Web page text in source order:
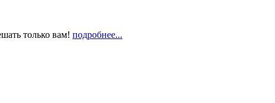
только вам! подробнее...